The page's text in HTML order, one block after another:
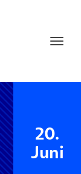
20.
Juni